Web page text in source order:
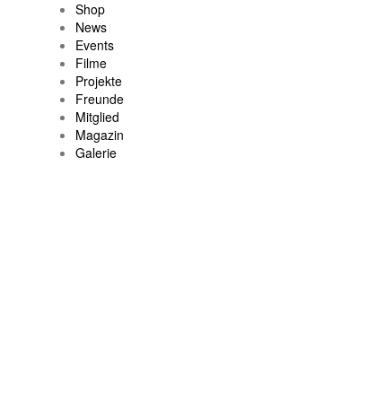
Shop
News
Events
Filme
Projekte
Freunde
Mitglied
Magazin
Galerie